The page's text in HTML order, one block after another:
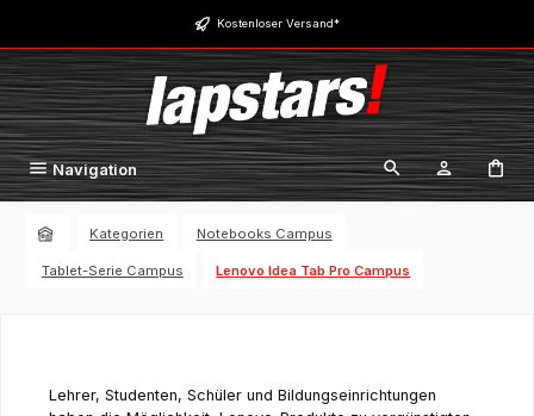
Zum Hauptinhalt springen Kostenloser Versand*
Navigation
Kategorien Notebooks Campus
Tablet-Serie Campus Lenovo Idea Tab Pro Campus
Lehrer, Studenten, Schüler und Bildungseinrichtungen